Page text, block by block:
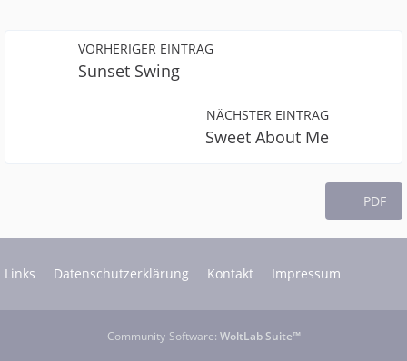
VORHERIGER EINTRAG
Sunset Swing
NÄCHSTER EINTRAG
Sweet About Me
PDF
Links Datenschutzerklärung Kontakt Impressum
Community-Software: WoltLab Suite™